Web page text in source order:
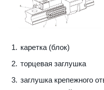
каретка (блок)
торцевая заглушка
заглушка крепежного